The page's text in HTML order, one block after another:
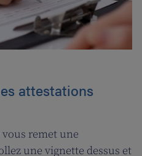
attestations
remet une
une vignette dessus et